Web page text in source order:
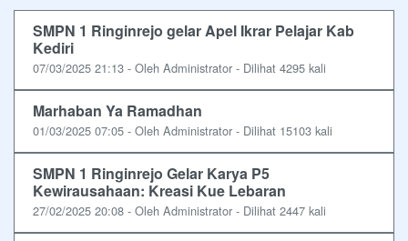
SMPN 1 Ringinrejo gelar Apel Ikrar Pelajar Kab
Kediri
07/03/2025 21:13 - Oleh Administrator - Dilihat 4295 kali
Marhaban Ya Ramadhan
01/03/2025 07:05 - Oleh Administrator - Dilihat 15103 kali
SMPN 1 Ringinrejo Gelar Karya P5
Kewirausahaan: Kreasi Kue Lebaran
27/02/2025 20:08 - Oleh Administrator - Dilihat 2447 kali